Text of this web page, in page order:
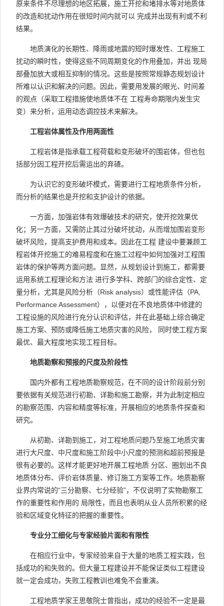
原来条件不尽理想的地区拓展，施工开挖和堵排水等对地质体
的改造和扰动作用在很短时间内就可以 完成并出现有利或不利
结果。
地质演化的长期性、降雨或地震的短时爆发性、工程施工
扰动的瞬时性，使得这些不同周期变化的作用叠加，并出 现局
部叠加放大或相互抑制的情况。这些是按照常规静态规划设计
所难以认识和解决的问题。因此，需要用发展的眼光、时间差
的观点（采取工程措施使地质体不在 工程寿命期限内发生灾
变）来分析，运用动态调控技术来解决。
工程岩体属性及作用两面性
工程岩体是指承载工程荷载和变形破坏的围岩体，但也包
括部分因工程开挖后需运出的弃碴。
为认识它的变形破坏模式，需要进行工程地质条件分析，
而分析的结果也是开挖和支护设计的依据。
一方面，加强岩体有效爆破技术的研究，使开挖效果优
化；另一方面，又需防止其过分破坏扰动，从而增加围岩变形
破坏风险，提高支护费用和成本。因此在工程 建设中要兼顾工
程岩体开挖施工的难易程度和在施工过程中如何加强对工程围
岩体的保护等两方面问题。显然，从规划设计到施工，都需要
运用系统工程理论和方法 进行多学科、跨部门的综合定性、定
量分析，尤其是风险分析（Risk analysis）或性能评估（PA,
Performance Assessment），以便对在不良地质体中修建的
工程设施的风险进行充分认识和评估，并在此基础上综合确定
施工方案、预防或降低施工地质灾害的风险， 同时使工程方案
最优、最大程度地实现工程目标。
地质勘察和预报的尺度及阶段性
国内外都有工程地质勘察规范，在不同的设计阶段前分别
要依据有关规范进行初勘、详勘和施工勘察，并为此制定相应
的勘察范围、内容和精度等标准，开展相应的地质条件探查和
研究。
从初勘、详勘到施工，对工程地质问题乃至施工地质灾害
进行大尺度、中尺度和施工阶段中小尺度的预测和超前预报是
很有必要的。这样才能更好地开展工程地质 分区、圈划出不良
地质体分布、评价岩体质量、修订施工方案等工作。地质勘察
业界内常说的“三分勘察、七分经验”，不仅说明了实物勘察工
作的重要性和作用的 局限性，而且也表明从业人员所积累的经
验和区域变化特征的把握的重要性。
专业分工细化与专家经验片面和有限性
在相应行业中，专家经验来自于大量的地质工程实践，包
括成功的和失败的。但大量工程建设并不能保证类似工程建设
就一定会成功，失败工程教训也难免不会重演。
工程地质学家王思敬院士曾指出，成功的经验不一定是最